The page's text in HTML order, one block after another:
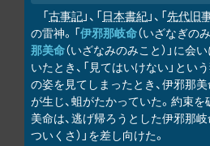
「古事記」、「日本書紀」、「先代旧
の雷神。「伊邪那岐命（いざなぎの
那美命（いざなみのみこと）」に会
いたとき、「見てはいけない」と
の姿を見てしまったとき、伊邪那
が生じ、蛆がたかっていた。約束
美命は、逃げ帰ろうとした伊邪那
ついくさ）」を差し向けた。